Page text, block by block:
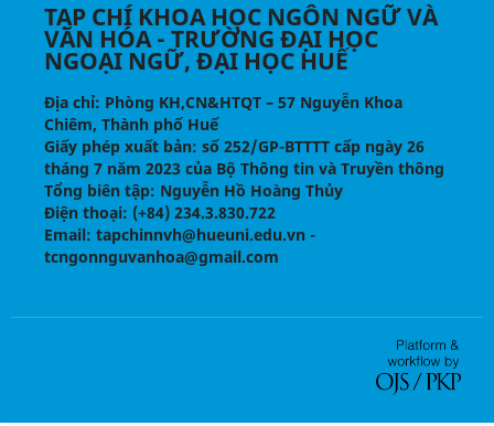
TẠP CHÍ KHOA HỌC NGÔN NGỮ VÀ
VĂN HÓA - TRƯỜNG ĐẠI HỌC
NGOẠI NGỮ, ĐẠI HỌC HUẾ
Địa chỉ: Phòng KH,CN&HTQT – 57 Nguyễn Khoa
Chiêm, Thành phố Huế
Giấy phép xuất bản: số 252/GP-BTTTT cấp ngày 26
tháng 7 năm 2023 của Bộ Thông tin và Truyền thông
Tổng biên tập: Nguyễn Hồ Hoàng Thủy
Điện thoại: (+84) 234.3.830.722
Email: tapchinnvh@hueuni.edu.vn -
tcngonnguvanhoa@gmail.com